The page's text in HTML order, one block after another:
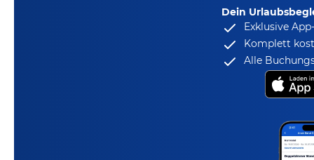
Dein
Exklusive
Komplett
Alle